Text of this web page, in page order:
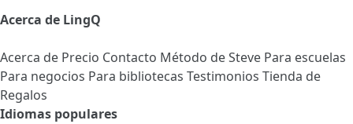
Acerca de LingQ
Acerca de Precio Contacto Método de Steve Para escuelas
Para negocios Para bibliotecas Testimonios Tienda de
Regalos
Idiomas populares